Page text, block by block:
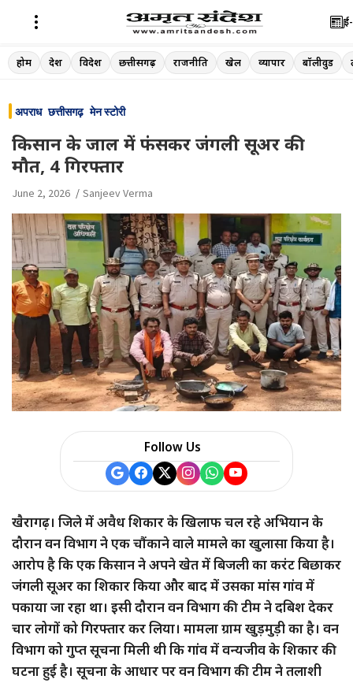
Skip
to
होम देश विदेश छत्तीसगढ़ राजनीति खेल व्यापार बॉलीवुड
अपराध छत्तीसगढ़ मेन स्टोरी
किसान के जाल में फंसकर जंगली सूअर की
मौत, 4 गिरफ्तार
June 2, 2026 Sanjeev Verma
Follow Us
खैरागढ़। जिले में अवैध शिकार के खिलाफ चल रहे अभियान के
दौरान वन विभाग ने एक चौंकाने वाले मामले का खुलासा किया है।
आरोप है कि एक किसान ने अपने खेत में बिजली का करंट बिछाकर
जंगली सूअर का शिकार किया और बाद में उसका मांस गांव में
पकाया जा रहा था। इसी दौरान वन विभाग की टीम ने दबिश देकर
चार लोगों को गिरफ्तार कर लिया। मामला ग्राम खुड़मुड़ी का है। वन
विभाग को गुप्त सूचना मिली थी कि गांव में वन्यजीव के शिकार की
घटना हुई है। सूचना के आधार पर वन विभाग की टीम ने तलाशी